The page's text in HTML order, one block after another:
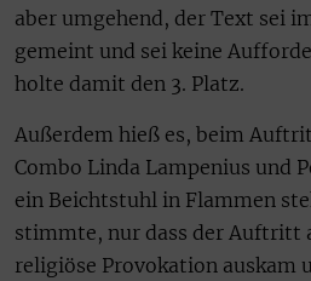
aber umgehend, der Text sei
gemeint und sei keine
holte damit den 3. Platz.
Außerdem hieß es, beim
Combo Linda Lampenius und
ein Beichtstuhl in Flammen
stimmte, nur dass der Auftritt
religiöse Provokation auskam